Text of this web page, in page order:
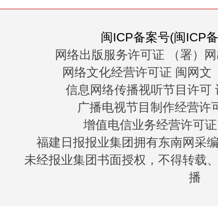
闽ICP备案号(闽ICP
网络出版服务许可证 （署）
网络文化经营许可证 闽网文
信息网络传播视听节目许可
广播电视节目制作经营许
增值电信业务经营许可
福建日报报业集团拥有东南网采
未经报业集团书面授权，不得转载
播